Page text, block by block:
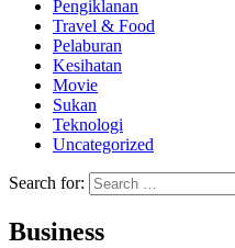
Pengiklanan
Travel & Food
Pelaburan
Kesihatan
Movie
Sukan
Teknologi
Uncategorized
Search for:
Business